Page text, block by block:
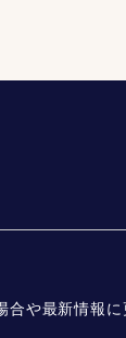
や最新情報に